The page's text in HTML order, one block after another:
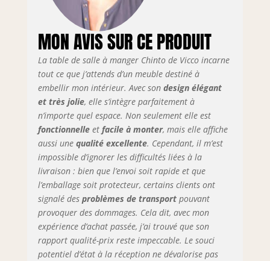
indiquées sur les
: la table de salle à
manger est en
MDF facile à
entretenir, tandis
que le plateau est
en métal.
LIVRAISON : Table
instructions de
montage, matériel
de montage.
MON AVIS SUR CE PRODUIT
La table de salle à manger Chinto de Vicco incarne
tout ce que j’attends d’un meuble destiné à
embellir mon intérieur. Avec son design élégant
et très jolie, elle s’intègre parfaitement à
n’importe quel espace. Non seulement elle est
fonctionnelleet facile à monter, mais elle affiche
aussi une qualité excellente. Cependant, il m’est
impossible d’ignorer les difficultés liées à la
livraison : bien que l’envoi soit rapide et que
l’emballage soit protecteur, certains clients ont
signalé des problèmes de transportpouvant
provoquer des dommages. Cela dit, avec mon
expérience d’achat passée, j’ai trouvé que son
rapport qualité-prix reste impeccable. Le souci
potentiel d’état à la réception ne dévalorise pas